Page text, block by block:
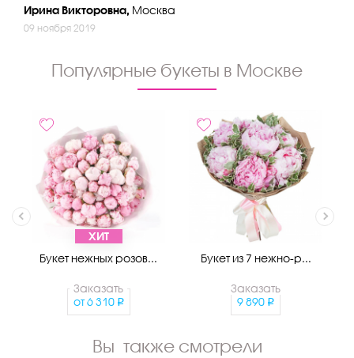
Ирина Викторовна, Москва
09 ноября 2019
Популярные букеты в Москве
ХИТ
Букет нежных розов...
Заказать
от 6 310
Букет из 7 нежно-р...
Заказать
9 890
Вы также смотрели